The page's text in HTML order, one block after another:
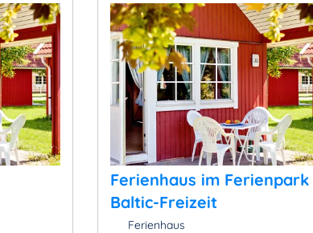
Ferienhaus im Ferienpark
Baltic-Freizeit
Ferienhaus